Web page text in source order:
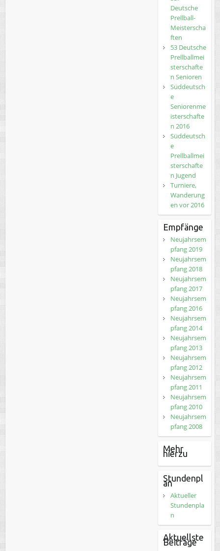
Deutsche
Prellball-
Meisterscha
ften
53 Deutsche
Prellballmei
sterschafte
n Senioren
Süddeutsch
e
Seniorenme
isterschafte
n 2016
Süddeutsch
e
Prellballmei
sterschafte
n Jugend
Turniere,
Wanderung
en vor 2016
Empfänge
Neujahrsem
pfang 2019
Neujahrsem
pfang 2018
Neujahrsem
pfang 2017
Neujahrsem
pfang 2016
Neujahrsem
pfang 2014
Neujahrsem
pfang 2013
Neujahrsem
pfang 2012
Neujahrsem
pfang 2011
Neujahrsem
pfang 2010
Neujahrsem
pfang 2008
Mehr
hierzu
Stundenpl
an
Aktueller
Stundenpla
n
Aktuellste
Beiträge